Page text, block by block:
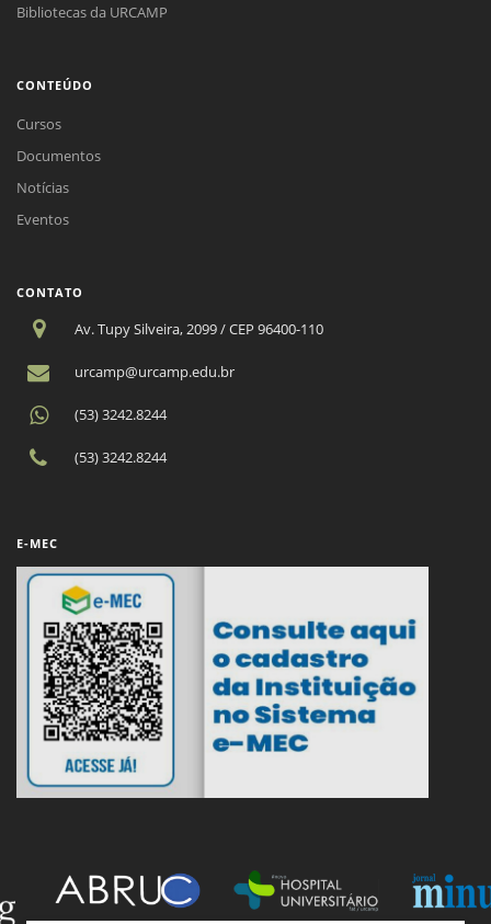
Bibliotecas da URCAMP
CONTEÚDO
Cursos
Documentos
Notícias
Eventos
CONTATO
Av. Tupy Silveira, 2099 / CEP 96400-110
urcamp@urcamp.edu.br
(53) 3242.8244
(53) 3242.8244
E-MEC